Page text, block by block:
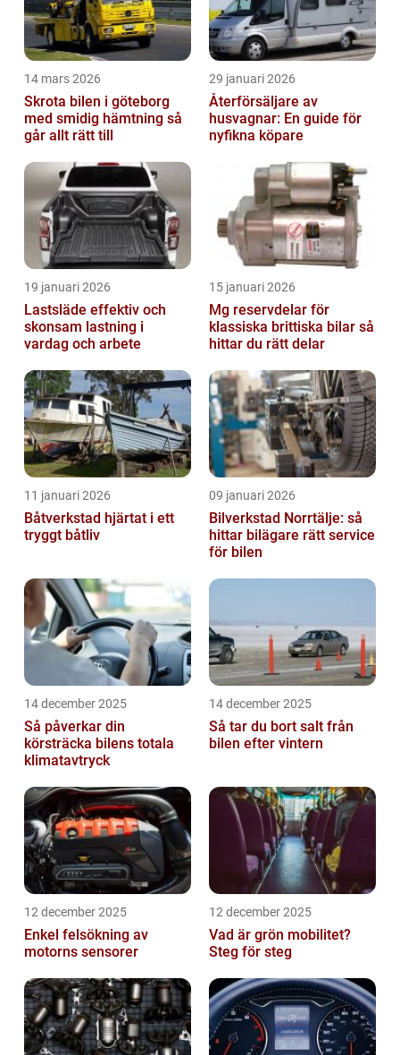
14 mars 2026
Skrota bilen i göteborg
med smidig hämtning så
går allt rätt till
29 januari 2026
Återförsäljare av
husvagnar: En guide för
nyfikna köpare
19 januari 2026
Lastsläde effektiv och
skonsam lastning i
vardag och arbete
15 januari 2026
Mg reservdelar för
klassiska brittiska bilar så
hittar du rätt delar
11 januari 2026
Båtverkstad hjärtat i ett
tryggt båtliv
09 januari 2026
Bilverkstad Norrtälje: så
hittar bilägare rätt service
för bilen
14 december 2025
Så påverkar din
körsträcka bilens totala
klimatavtryck
14 december 2025
Så tar du bort salt från
bilen efter vintern
12 december 2025
Enkel felsökning av
motorns sensorer
12 december 2025
Vad är grön mobilitet?
Steg för steg